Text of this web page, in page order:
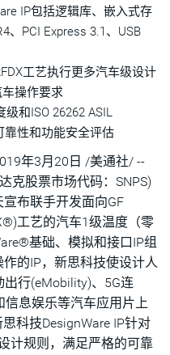
IP包括逻辑库、嵌入式存
、PCI Express 3.1、USB
工艺执行更多汽车级设计
操作要求
级和ISO 26262 ASIL
靠性和功能安全评估
年3月20日 /美通社/ --
克股票市场代码：SNPS)
宣布联手开发面向GF
工艺的汽车1级温度（零
基础、模拟和接口IP组
的IP，新思科技使设计人
出行(eMobility)、5G连
信息娱乐等汽车应用片上
科技DesignWare IP针对
计规则，满足严格的可靠